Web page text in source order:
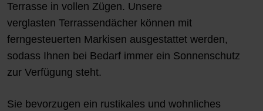
Terrasse in vollen Zügen. Unsere
verglasten Terrassendächer können mit
ferngesteuerten Markisen ausgestattet werden,
sodass Ihnen bei Bedarf immer ein Sonnenschutz
zur Verfügung steht.
Sie bevorzugen ein rustikales und wohnliches